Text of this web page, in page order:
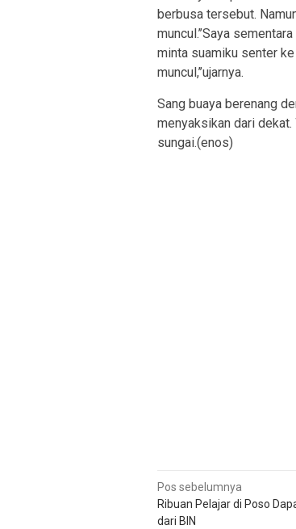
berbusa tersebut.
muncul.’’Saya
minta suamiku senter
muncul,’’ujarnya.
Sang buaya berenang
menyaksikan dari
sungai.(enos)
Navigasi
pos
Pos sebelumnya
Ribuan Pelajar di Poso
dari BIN